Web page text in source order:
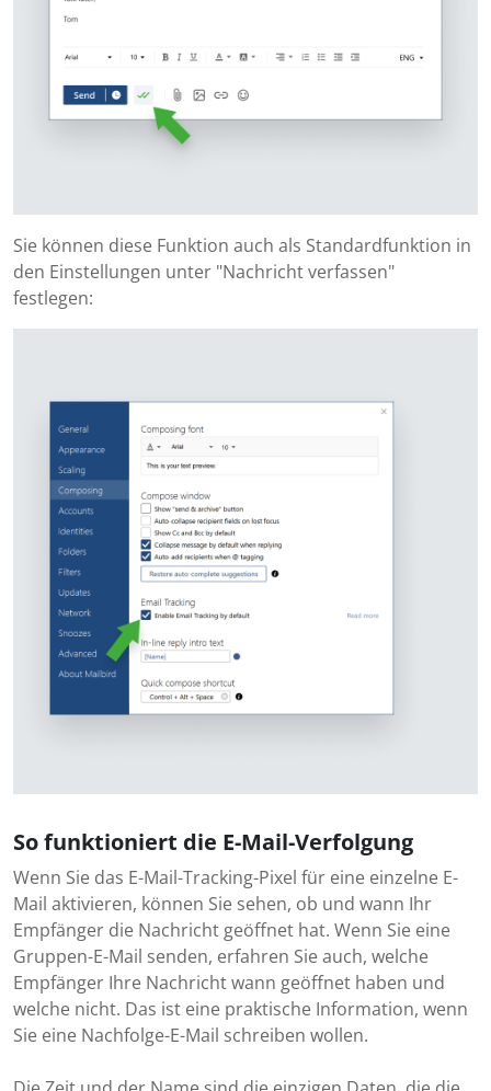
Sie können diese Funktion auch als Standardfunktion in
den Einstellungen unter "Nachricht verfassen"
festlegen:
So funktioniert die E-Mail-Verfolgung
Wenn Sie das E-Mail-Tracking-Pixel für eine einzelne E-
Mail aktivieren, können Sie sehen, ob und wann Ihr
Empfänger die Nachricht geöffnet hat. Wenn Sie eine
Gruppen-E-Mail senden, erfahren Sie auch, welche
Empfänger Ihre Nachricht wann geöffnet haben und
welche nicht. Das ist eine praktische Information, wenn
Sie eine Nachfolge-E-Mail schreiben wollen.